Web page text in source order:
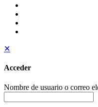
✕
Acceder
Nombre de usuario o correo